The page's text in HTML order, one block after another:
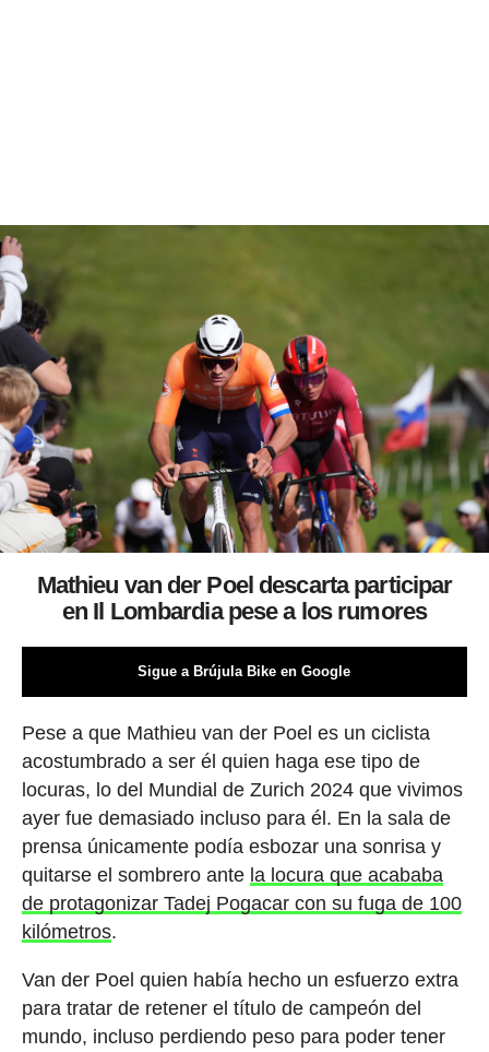
Mathieu van der Poel descarta participar
en Il Lombardia pese a los rumores
Sigue a Brújula Bike en Google
Pese a que Mathieu van der Poel es un ciclista
acostumbrado a ser él quien haga ese tipo de
locuras, lo del Mundial de Zurich 2024 que vivimos
ayer fue demasiado incluso para él. En la sala de
prensa únicamente podía esbozar una sonrisa y
quitarse el sombrero ante la locura que acababa
de protagonizar Tadej Pogacar con su fuga de 100
kilómetros.
Van der Poel quien había hecho un esfuerzo extra
para tratar de retener el título de campeón del
mundo, incluso perdiendo peso para poder tener